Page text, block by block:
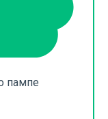
пампе